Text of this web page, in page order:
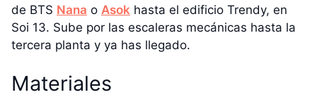
de BTS Nana o Asok hasta el edificio Trendy, en
Soi 13. Sube por las escaleras mecánicas hasta la
tercera planta y ya has llegado.
Materiales